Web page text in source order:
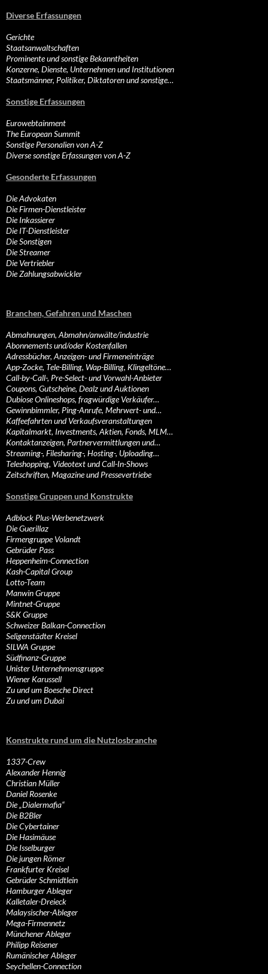
Diverse Erfassungen
Gerichte
Staatsanwaltschaften
Prominente und sonstige Bekanntheiten
Konzerne, Dienste, Unternehmen und Institutionen
Staatsmänner, Politiker, Diktatoren und sonstige…
Sonstige Erfassungen
Eurowebtainment
The European Summit
Sonstige Personalien von A-Z
Diverse sonstige Erfassungen von A-Z
Gesonderte Erfassungen
Die Advokaten
Die Firmen-Dienstleister
Die Inkassierer
Die IT-Dienstleister
Die Sonstigen
Die Streamer
Die Vertriebler
Die Zahlungsabwickler
Branchen, Gefahren und Maschen
Abmahnungen, Abmahn/anwälte/industrie
Abonnements und/oder Kostenfallen
Adressbücher, Anzeigen- und Firmeneinträge
App-Zocke, Tele-Billing, Wap-Billing, Klingeltöne…
Call-by-Call-, Pre-Select- und Vorwahl-Anbieter
Coupons, Gutscheine, Dealz und Auktionen
Dubiose Onlineshops, fragwürdige Verkäufer…
Gewinnbimmler, Ping-Anrufe, Mehrwert- und…
Kaffeefahrten und Verkaufsveranstaltungen
Kapitalmarkt, Investments, Aktien, Fonds, MLM…
Kontaktanzeigen, Partnervermittlungen und…
Streaming-, Filesharing-, Hosting-, Uploading…
Teleshopping, Videotext und Call-In-Shows
Zeitschriften, Magazine und Pressevertriebe
Sonstige Gruppen und Konstrukte
Adblock Plus-Werbenetzwerk
Die Guerillaz
Firmengruppe Volandt
Gebrüder Pass
Heppenheim-Connection
Kash-Capital Group
Lotto-Team
Manwin Gruppe
Mintnet-Gruppe
S&K Gruppe
Schweizer Balkan-Connection
Seligenstädter Kreisel
SILWA Gruppe
Südfinanz-Gruppe
Unister Unternehmensgruppe
Wiener Karussell
Zu und um Boesche Direct
Zu und um Dubai
Konstrukte rund um die Nutzlosbranche
1337-Crew
Alexander Hennig
Christian Müller
Daniel Rosenke
Die „Dialermafia“
Die B2Bler
Die Cybertainer
Die Hasimäuse
Die Isselburger
Die jungen Römer
Frankfurter Kreisel
Gebrüder Schmidtlein
Hamburger Ableger
Kalletaler-Dreieck
Malaysischer-Ableger
Mega-Firmennetz
Münchener Ableger
Philipp Reisener
Rumänischer Ableger
Seychellen-Connection